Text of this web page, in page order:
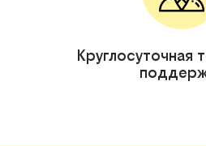
Круглосуточная